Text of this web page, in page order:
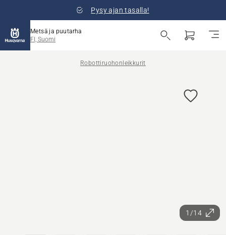
Pysy ajan tasalla!
Metsä ja puutarha
FI, Suomi
Robottiruohonleikkurit
1/14